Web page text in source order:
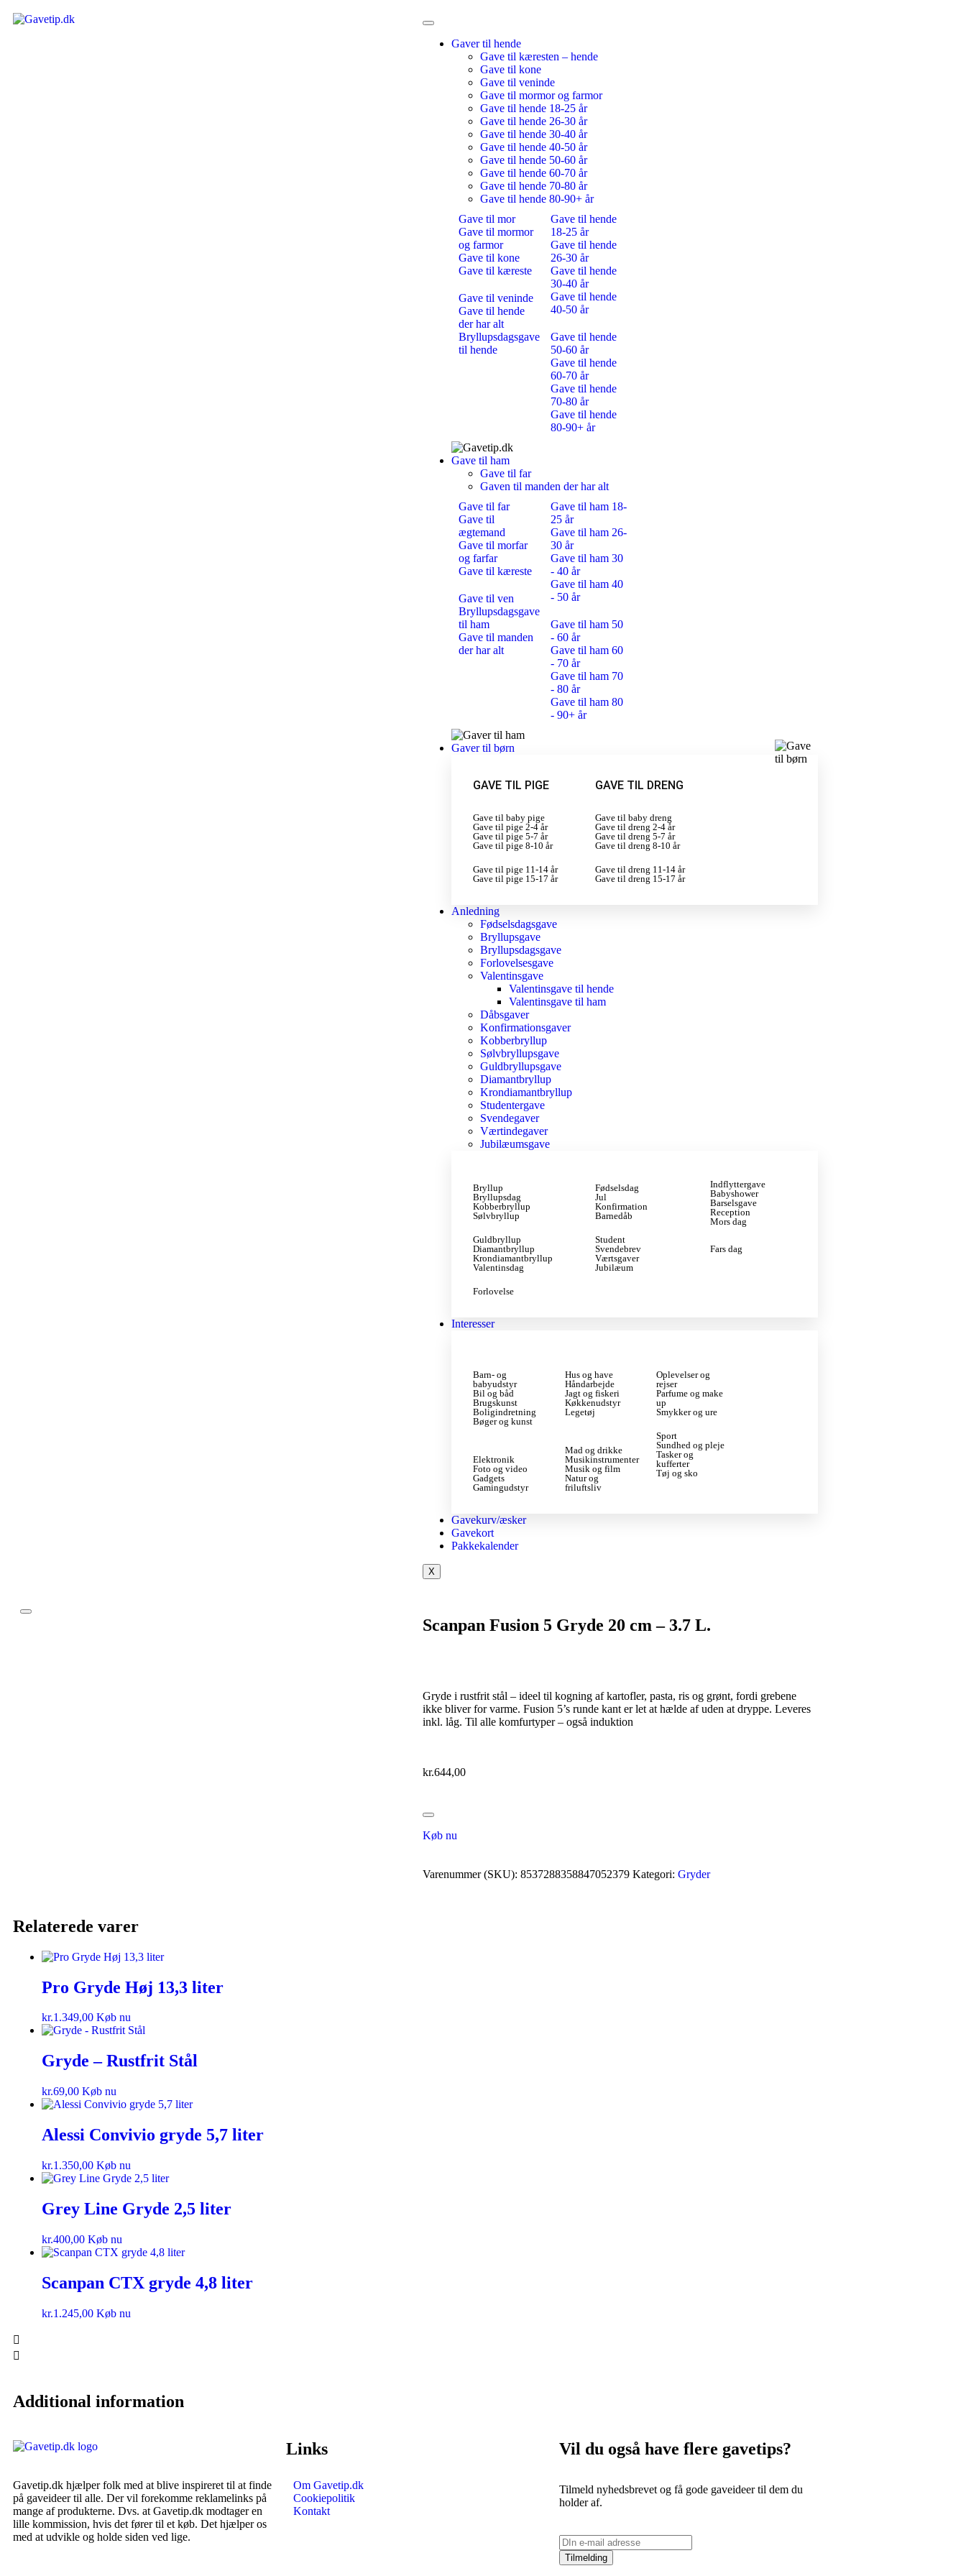
Gaver til hende
Gave til kæresten – hende
Gave til kone
Gave til veninde
Gave til mormor og farmor
Gave til hende 18-25 år
Gave til hende 26-30 år
Gave til hende 30-40 år
Gave til hende 40-50 år
Gave til hende 50-60 år
Gave til hende 60-70 år
Gave til hende 70-80 år
Gave til hende 80-90+ år
Gave til mor
Gave til mormor
og farmor
Gave til kone
Gave til kæreste
Gave til veninde
Gave til hende
der har alt
Bryllupsdagsgave
til hende
Gave til hende
18-25 år
Gave til hende
26-30 år
Gave til hende
30-40 år
Gave til hende
40-50 år
Gave til hende
50-60 år
Gave til hende
60-70 år
Gave til hende
70-80 år
Gave til hende
80-90+ år
Gave til ham
Gave til far
Gaven til manden der har alt
Gave til far
Gave til
ægtemand
Gave til morfar
og farfar
Gave til kæreste
Gave til ven
Bryllupsdagsgave
til ham
Gave til manden
der har alt
Gave til ham 18-
25 år
Gave til ham 26-
30 år
Gave til ham 30
- 40 år
Gave til ham 40
- 50 år
Gave til ham 50
- 60 år
Gave til ham 60
- 70 år
Gave til ham 70
- 80 år
Gave til ham 80
- 90+ år
Gaver til børn
GAVE TIL PIGE
Gave til baby pige
Gave til pige 2-4 år
Gave til pige 5-7 år
Gave til pige 8-10 år
Gave til pige 11-14 år
Gave til pige 15-17 år
GAVE TIL DRENG
Gave til baby dreng
Gave til dreng 2-4 år
Gave til dreng 5-7 år
Gave til dreng 8-10 år
Gave til dreng 11-14 år
Gave til dreng 15-17 år
Anledning
Fødselsdagsgave
Bryllupsgave
Bryllupsdagsgave
Forlovelsesgave
Valentinsgave
Valentinsgave til hende
Valentinsgave til ham
Dåbsgaver
Konfirmationsgaver
Kobberbryllup
Sølvbryllupsgave
Guldbryllupsgave
Diamantbryllup
Krondiamantbryllup
Studentergave
Svendegaver
Værtindegaver
Jubilæumsgave
Bryllup
Bryllupsdag
Kobberbryllup
Sølvbryllup
Guldbryllup
Diamantbryllup
Krondiamantbryllup
Valentinsdag
Forlovelse
Fødselsdag
Jul
Konfirmation
Barnedåb
Student
Svendebrev
Værtsgaver
Jubilæum
Indflyttergave
Babyshower
Barselsgave
Reception
Mors dag
Fars dag
Interesser
Barn- og
babyudstyr
Bil og båd
Brugskunst
Boligindretning
Bøger og kunst
Elektronik
Foto og video
Gadgets
Gamingudstyr
Hus og have
Håndarbejde
Jagt og fiskeri
Køkkenudstyr
Legetøj
Mad og drikke
Musikinstrumenter
Musik og film
Natur og
friluftsliv
Oplevelser og
rejser
Parfume og make
up
Smykker og ure
Sport
Sundhed og pleje
Tasker og
kufferter
Tøj og sko
Gavekurv/æsker
Gavekort
Pakkekalender
X
Scanpan Fusion 5 Gryde 20 cm – 3.7 L.
Gryde i rustfrit stål – ideel til kogning af kartofler, pasta, ris og grønt, fordi grebene
ikke bliver for varme. Fusion 5’s runde kant er let at hælde af uden at dryppe. Leveres
inkl. låg. Til alle komfurtyper – også induktion
kr.644,00
Køb nu
Varenummer (SKU): 8537288358847052379 Kategori: Gryder
Relaterede varer
Pro Gryde Høj 13,3 liter
kr.1.349,00 Køb nu
Gryde – Rustfrit Stål
kr.69,00 Køb nu
Alessi Convivio gryde 5,7 liter
kr.1.350,00 Køb nu
Grey Line Gryde 2,5 liter
kr.400,00 Køb nu
Scanpan CTX gryde 4,8 liter
kr.1.245,00 Køb nu
Additional information
Gavetip.dk hjælper folk med at blive inspireret til at finde
på gaveideer til alle. Der vil forekomme reklamelinks på
mange af produkterne. Dvs. at Gavetip.dk modtager en
lille kommission, hvis det fører til et køb. Det hjælper os
med at udvikle og holde siden ved lige.
Links
Om Gavetip.dk
Cookiepolitik
Kontakt
Vil du også have flere gavetips?
Tilmeld nyhedsbrevet og få gode gaveideer til dem du
holder af.
Tilmelding